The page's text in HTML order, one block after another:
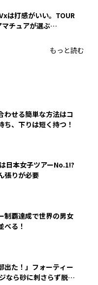
は打感がいい。TOUR
チュアが選ぶ
もっと読む
わせる簡単な方法はコ
、下りは短く持つ！
日本女子ツアーNo.1!?
張りが必要
制覇達成で世界の男女
べる！
出た！」フォーティー
なら砂に刺さらず脱出